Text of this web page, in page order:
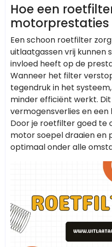
Hoe een
motorprestaties
Een schoon roetfilter
uitlaatgassen vrij kunnen
invloed heeft op de
Wanneer het filter
tegendruk in het
minder efficiënt werkt.
vermogensverlies en
Door je roetfilter goed te
motor soepel draaien en
optimaal onder alle